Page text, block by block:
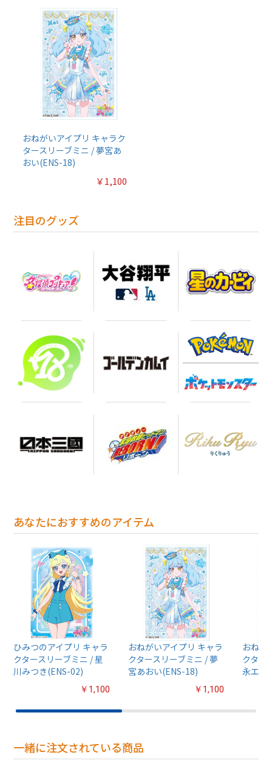
おねがいアイプリ キャラク
タースリーブミニ / 夢宮あ
おい(ENS-18)
￥1,100
注目のグッズ
あなたにおすすめのアイテム
ひみつのアイプリ キャラ
クタースリーブミニ / 星
川みつき(ENS-02)
￥1,100
おねがいアイプリ キャラ
クタースリーブミニ / 夢
宮あおい(ENS-18)
￥1,100
おねが
クター
永エマ
一緒に注文されている商品